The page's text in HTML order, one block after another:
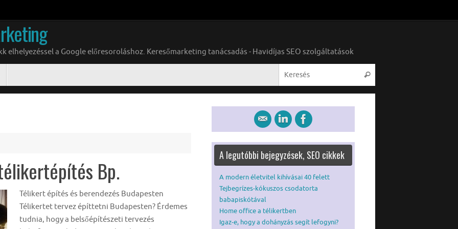
elhelyezéssel a Google előresoroláshoz. Keresőmarketing tanácsadás - Havidíjas SEO szolgáltatások
Keresés
Bp.
Télikert építés és berendezés Budapesten
Télikertet tervez építtetni Budapesten? Érdemes
tudnia, hogy a belsőépítészeti tervezés
A legutóbbi bejegyzések, SEO cikkek
A modern életvitel kihívásai 40 felett
Tejbegrízes-kókuszos csodatorta
babapiskótával
Home office a télikertben
Igaz-e, hogy a dohányzás segít lefogyni?